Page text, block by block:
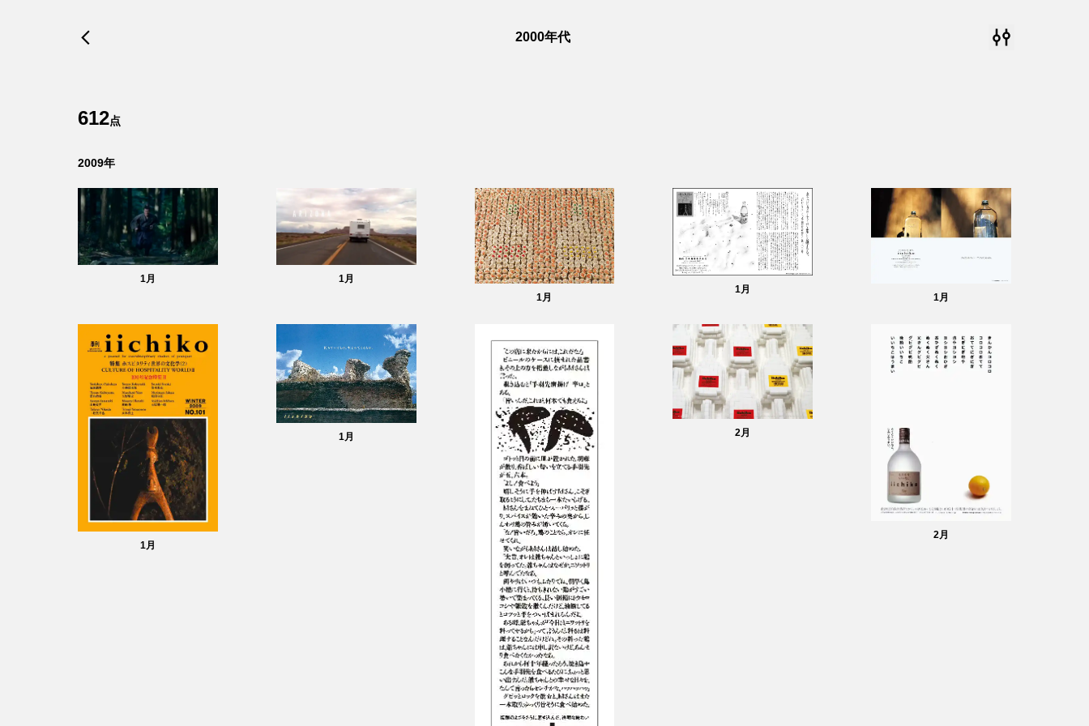
2000年代
612点
2009年
1月 1月
1 月
1月
1 月
1月
1月 2月
2月